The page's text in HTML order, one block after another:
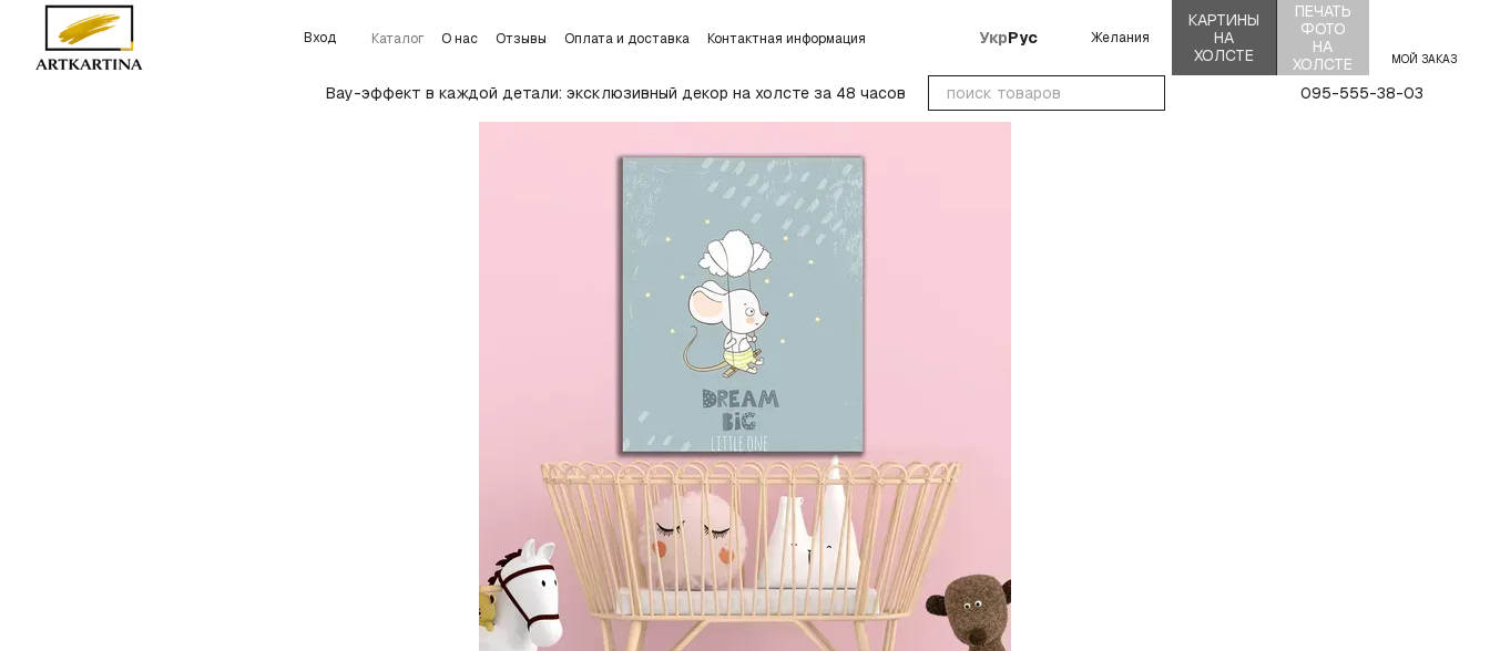
Перейти к основному контенту
Вход Каталог О нас Отзывы Оплата и доставка
Контактная информация
УкрРус Желания
КАРТИНЫ
НА
ХОЛСТЕ
ПЕЧАТЬ
ФОТО
НА
ХОЛСТЕ
МОЙ ЗАКАЗ
Вау-эффект в каждой детали: эксклюзивный декор на холсте за 48 часов 095-555-38-03